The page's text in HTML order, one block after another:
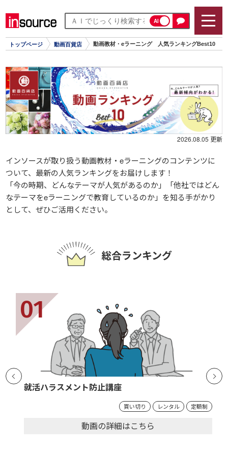
AI
トップページ 動画百貨店 動画教材・eラーニング 人気ランキングBest10
2026.08.05 更新
インソースが取り扱う動画教材・eラーニングのコンテンツに
ついて、最新の人気ランキングをお届けします！
「今の時期、どんなテーマが人気があるのか」「他社ではどん
なテーマをeラーニングで教育しているのか」を知る手がかり
として、ぜひご活用ください。
総合ランキング
就活ハラスメント防止講座
買い切り レンタル 定額制
動画の詳細はこちら